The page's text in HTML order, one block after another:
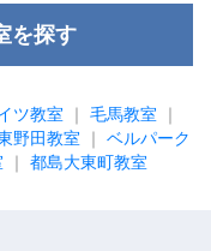
を探す
ツ教室 ｜ 毛馬教室 ｜
野田教室 ｜ ベルパーク
｜ 都島大東町教室